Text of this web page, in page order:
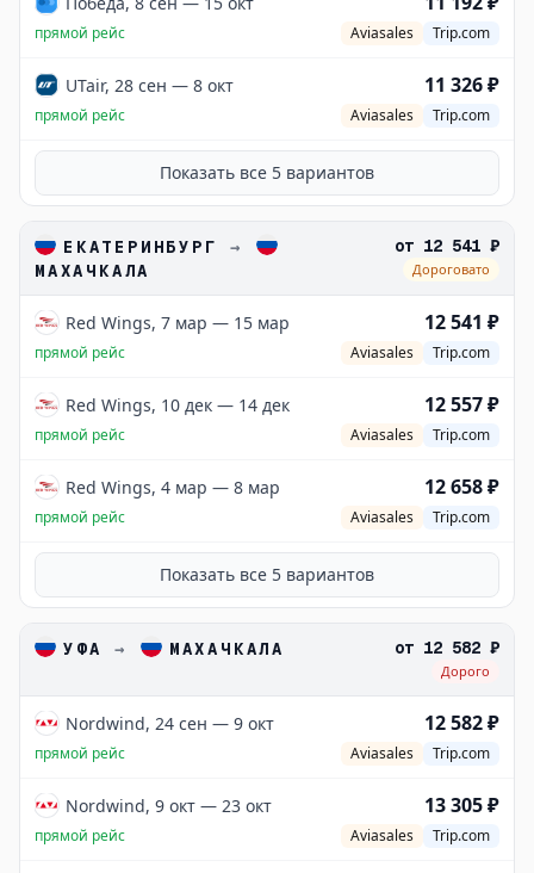
прямой рейс Aviasales Trip.com
UTair, 28 сен — 8 окт 11 326 ₽
прямой рейс Aviasales Trip.com
Показать все 5 вариантов
ЕКАТЕРИНБУРГ
→
МАХАЧКАЛА
от 12 541 ₽
Дороговато
Red Wings, 7 мар — 15 мар 12 541 ₽
прямой рейс Aviasales Trip.com
Red Wings, 10 дек — 14 дек 12 557 ₽
прямой рейс Aviasales Trip.com
Red Wings, 4 мар — 8 мар 12 658 ₽
прямой рейс Aviasales Trip.com
Показать все 5 вариантов
УФА → МАХАЧКАЛА от 12 582 ₽
Дорого
Nordwind, 24 сен — 9 окт 12 582 ₽
прямой рейс Aviasales Trip.com
Nordwind, 9 окт — 23 окт 13 305 ₽
прямой рейс Aviasales Trip.com